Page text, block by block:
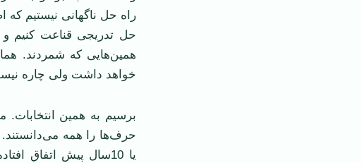
راه حل ناگهانی نیستیم که
حل تدریجی قناعت کنیم
همین‌هایی که شمردند.
خواهد داشت ولی چاره
برسیم به همین انتخابات.
یا 10سال پیش اتفاق